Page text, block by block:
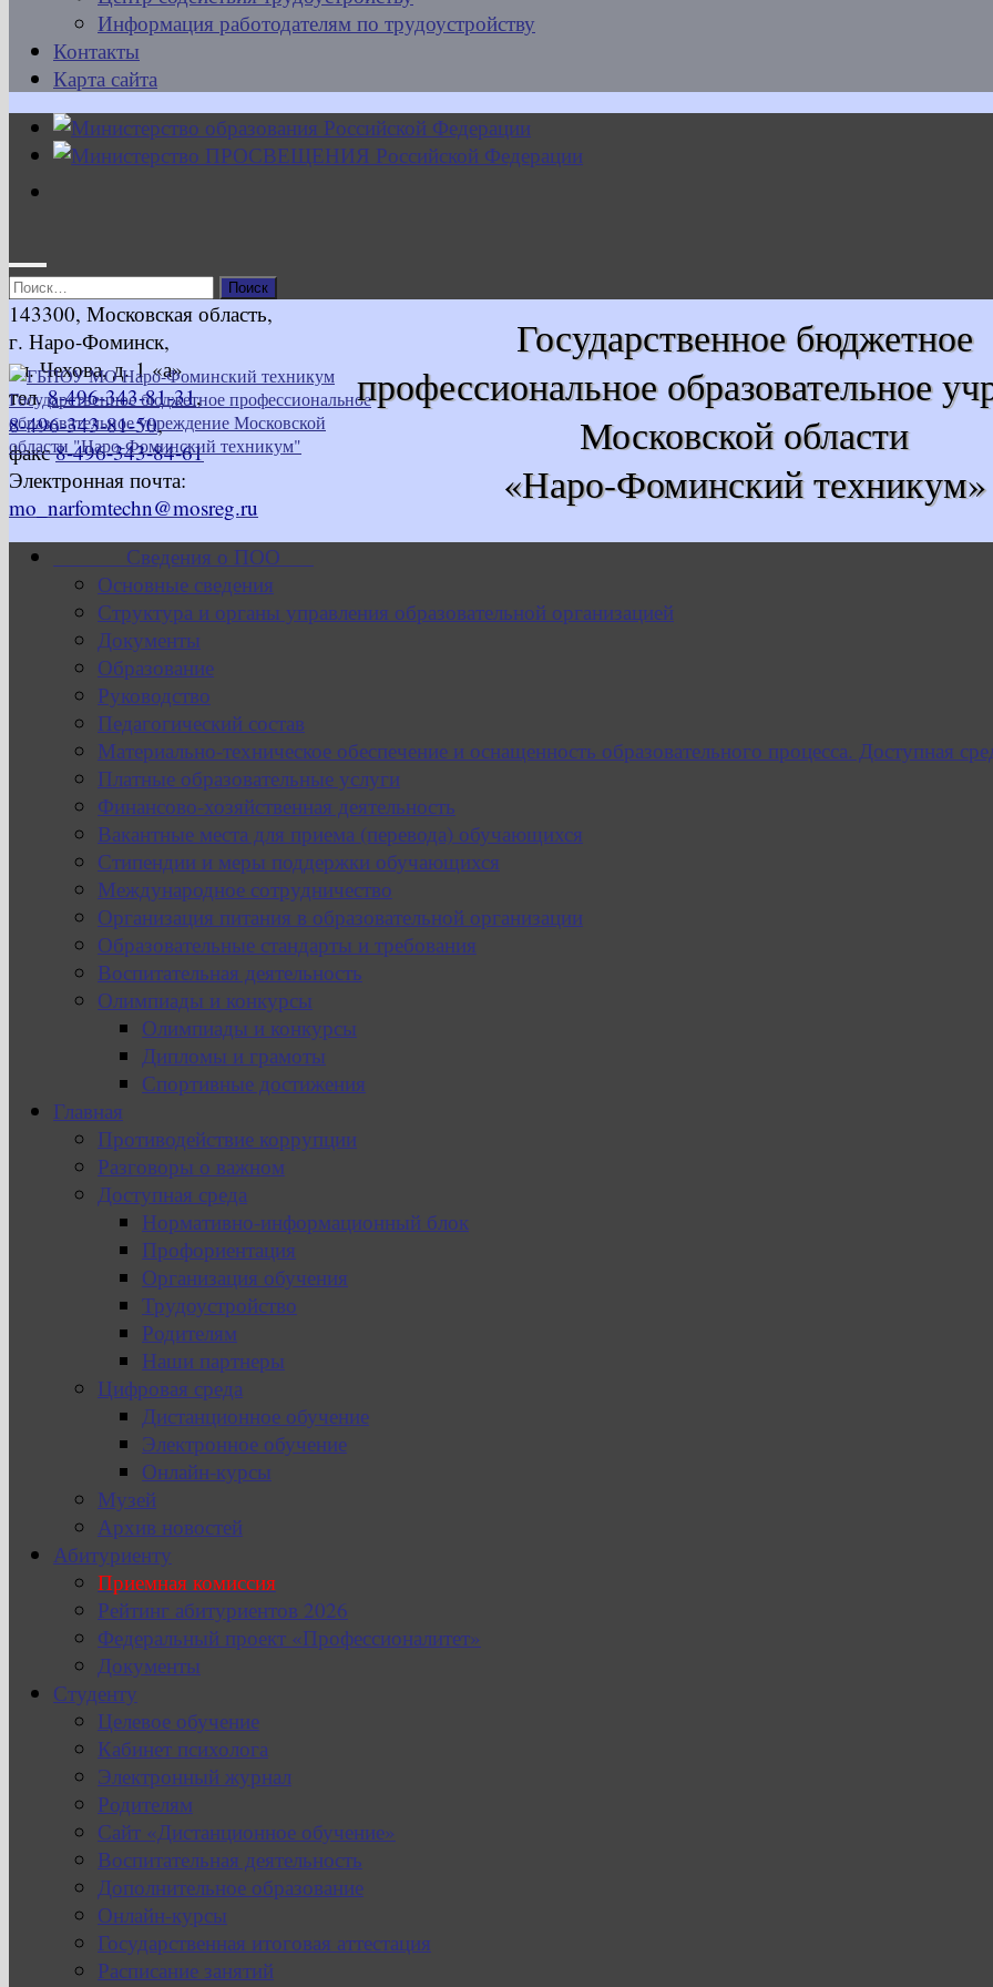
Информация работодателям по трудоустройству
Контакты
Карта сайта
Найти:
Государственное бюджетное
профессиональное образовательное
Московской области
«Наро-Фоминский техникум»
143300, Московская область,
г. Наро-Фоминск,
ул. Чехова, д. 1 «а»
тел.8-496-343-81-31,
8-496-343-81-50,
факс8-496-343-84-61
Электронная почта:
mo_narfomtechn@mosreg.ru
Сведения о ПОО
Основные сведения
Структура и органы управления образовательной организацией
Документы
Образование
Руководство
Педагогический состав
Материально-техническое обеспечение и оснащенность образовательного процесса. Доступная
Платные образовательные услуги
Финансово-хозяйственная деятельность
Вакантные места для приема (перевода) обучающихся
Стипендии и меры поддержки обучающихся
Международное сотрудничество
Организация питания в образовательной организации
Образовательные стандарты и требования
Воспитательная деятельность
Олимпиады и конкурсы
Олимпиады и конкурсы
Дипломы и грамоты
Спортивные достижения
Главная
Противодействие коррупции
Разговоры о важном
Доступная среда
Нормативно-информационный блок
Профориентация
Организация обучения
Трудоустройство
Родителям
Наши партнеры
Цифровая среда
Дистанционное обучение
Электронное обучение
Онлайн-курсы
Музей
Архив новостей
Абитуриенту
Приемная комиссия
Рейтинг абитуриентов 2026
Федеральный проект «Профессионалитет»
Документы
Студенту
Целевое обучение
Кабинет психолога
Электронный журнал
Родителям
Сайт «Дистанционное обучение»
Воспитательная деятельность
Дополнительное образование
Онлайн-курсы
Государственная итоговая аттестация
Расписание занятий